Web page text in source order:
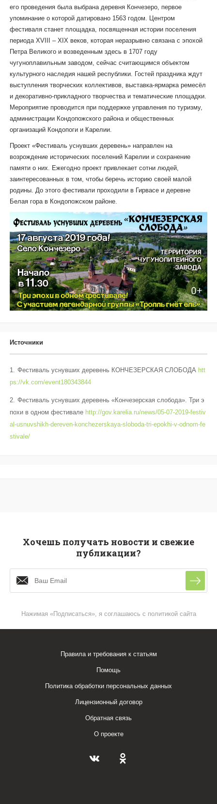
его проведения была выбрана деревня Кончезеро, первое
упоминание о которой датировано 1563 годом. Центром
фестиваля станет площадка, посвященная истории поселения
периода XVIII – XIX веков, которая неразрывно связана с эпохой
Петра Великого и возведенным здесь в 1707 году
чугуноплавильным заводом, сейчас считающимся объектом
культурного наследия нашей республики. Гостей праздника ждут
выступления творческих коллективов, выставка-ярмарка ремесёл
и декоративно-прикладного творчества и тематические площадки.
Мероприятие проводится при поддержке управления по туризму,
администрации Кондопожского района и общественных
организаций Кондопоги и Карелии.
Проект «Фестиваль уснувших деревень» направлен на
возрождение исторических поселений Карелии и сохранение
памяти о них. Ежегодно проект привлекает сотни людей,
заинтересованных в том, чтобы беречь историю своей малой
родины. До этого фестивали проходили в Гирвасе и деревне
Белая гора в Кондопожском районе.
Источники
Фестиваль уснувших деревень КОНЧЕЗЕРСКАЯ СЛОБОДА htt
ps://vk.com/event180343844
Фестиваль уснувших деревень «Кончезерская слобода». Три э
похи в одном фестивале http://gov.karelia.ru/news/05-07-2019-festiv
al-usnuvshikh-dereven-konchezerskaya-sloboda-tri-epokhi-v-odnom-fe
stivale/
Хочешь получать новости и свежие
публикации?
Нажимая «Подписаться», я соглашаюсь с политикой сайта
Правила и требования к статьям
Помощь
Политика обработки персональных данных
Лицензионный договор
Обратная связь
О проекте